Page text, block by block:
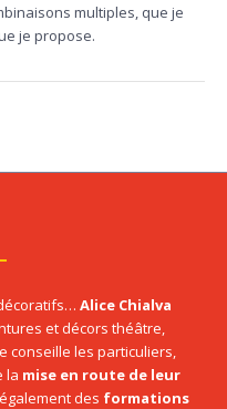
multiples, que je
je propose.
Alice Chialva
et décors théâtre,
conseille les particuliers,
la mise en route de leur
des formations